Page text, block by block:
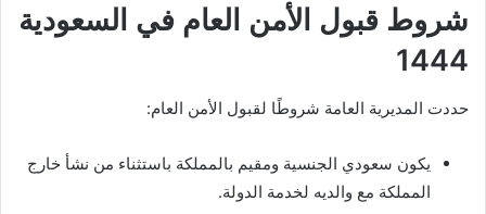
شروط قبول الأمن العام في السعودية
1444
حددت المديرية العامة شروطًا لقبول الأمن العام:
يكون سعودي الجنسية ومقيم بالمملكة باستثناء من نشأ خارج
المملكة مع والديه لخدمة الدولة.